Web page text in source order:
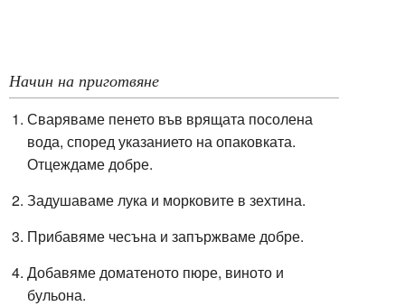
Начин на приготвяне
Сваряваме пенето във врящата посолена
вода, според указанието на опаковката.
Отцеждаме добре.
Задушаваме лука и морковите в зехтина.
Прибавяме чесъна и запържваме добре.
Добавяме доматеното пюре, виното и
бульона.